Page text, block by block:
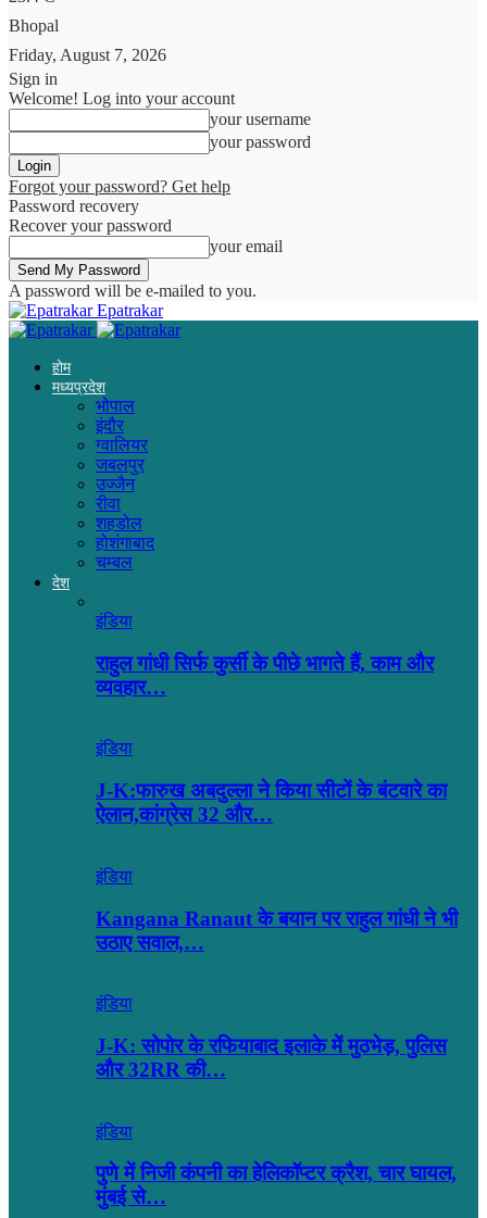
Bhopal
Friday, August 7, 2026
Sign in
Welcome! Log into your account
your username
your password
Forgot your password? Get help
Password recovery
Recover your password
your email
A password will be e-mailed to you.
Epatrakar
होम
मध्यप्रदेश
भोपाल
इंदौर
ग्वालियर
जबलपुर
उज्जैन
रीवा
शहडोल
होशंगाबाद
चम्बल
देश
इंडिया
राहुल गांधी सिर्फ कुर्सी के पीछे भागते हैं, काम और
व्यवहार…
इंडिया
J-K:फारुख अबदुल्ला ने किया सीटों के बंटवारे का
ऐलान,कांग्रेस 32 और…
इंडिया
Kangana Ranaut के बयान पर राहुल गांधी ने भी
उठाए सवाल,…
इंडिया
J-K: सोपोर के रफियाबाद इलाके में मुठभेड़, पुलिस
और 32RR की…
इंडिया
पुणे में निजी कंपनी का हेलिकॉप्टर क्रैश, चार घायल,
मुंबई से…